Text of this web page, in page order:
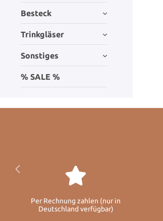
Besteck
Trinkgläser
Sonstiges
% SALE %
Per Rechnung zahlen (nur in
Deutschland verfügbar)